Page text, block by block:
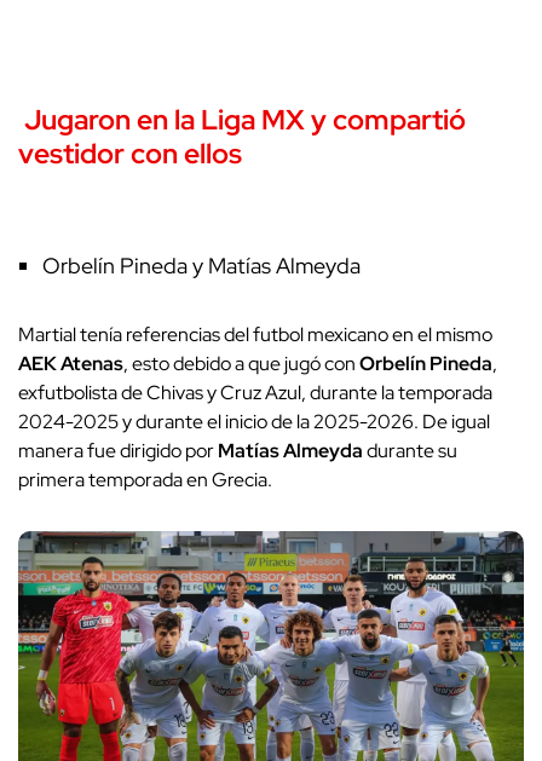
Jugaron en la Liga MX y compartió
vestidor con ellos
Orbelín Pineda y Matías Almeyda
Martial tenía referencias del futbol mexicano en el mismo
AEK Atenas, esto debido a que jugó conOrbelín Pineda,
exfutbolista de Chivas y Cruz Azul, durante la temporada
2024-2025 y durante el inicio de la 2025-2026. De igual
manera fue dirigido porMatíasAlmeydadurante su
primera temporada en Grecia.